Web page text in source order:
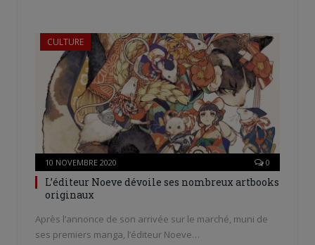
CULTURE
10 NOVEMBRE 2020 0
L’éditeur Noeve dévoile ses nombreux artbooks
originaux
Après l’annonce de son arrivée sur le marché, muni de
ses premiers manga, l’éditeur Noeve…